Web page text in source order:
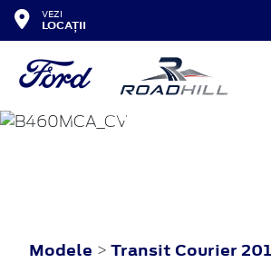
VEZI
LOCAȚII
TRANSIT
Modele > Transit Courier